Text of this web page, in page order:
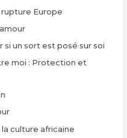
Europe
si un sort est posé sur soi
moi : Protection et
culture africaine